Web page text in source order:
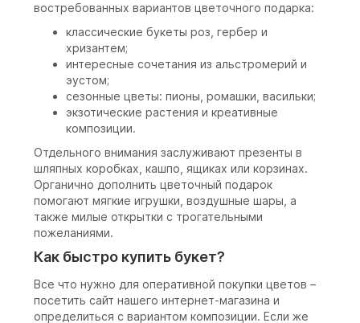
востребованных вариантов цветочного подарка:
классические букеты роз, гербер и
хризантем;
интересные сочетания из альстромерий и
эустом;
сезонные цветы: пионы, ромашки, васильки;
экзотические растения и креативные
композиции.
Отдельного внимания заслуживают презенты в
шляпных коробках, кашпо, ящиках или корзинах.
Органично дополнить цветочный подарок
помогают мягкие игрушки, воздушные шары, а
также милые открытки с трогательными
пожеланиями.
Как быстро купить букет?
Все что нужно для оперативной покупки цветов –
посетить сайт нашего интернет-магазина и
определиться с вариантом композиции. Если же